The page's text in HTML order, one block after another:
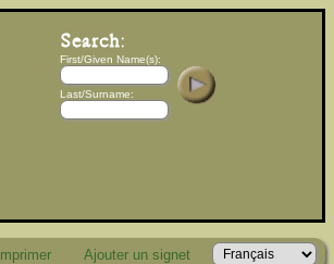
First/Given Name(s):
Last/Surname:
Imprimer Ajouter un signet